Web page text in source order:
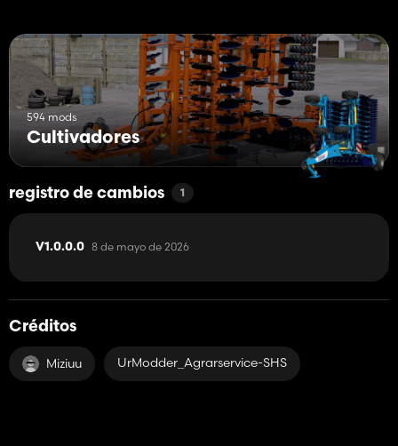
594 mods
Cultivadores
registro de cambios 1
V1.0.0.0 8 de mayo de 2026
Créditos
Miziuu UrModder_Agrarservice-SHS